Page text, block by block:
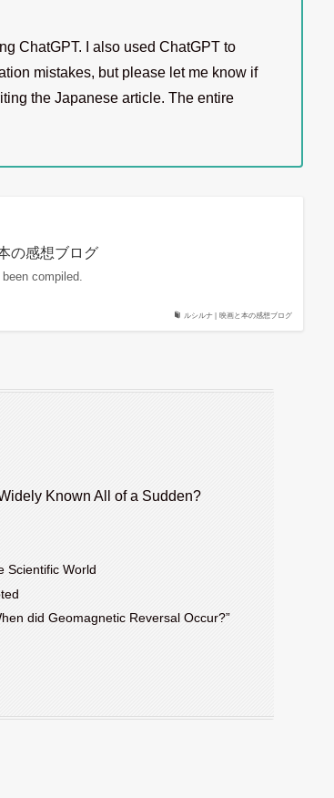
ChatGPT. I also used ChatGPT to
mistakes, but please let me know if
the Japanese article. The entire
ルシルナ | 映画と本の感想ブログ
の感想ブログ
compiled.
Known All of a Sudden?
Scientific World
did Geomagnetic Reversal Occur?”